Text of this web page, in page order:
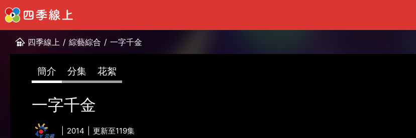
四季線上 / 綜藝綜合 / 一字千金
簡介 分集 花絮
一字千金
2014 更新至119集